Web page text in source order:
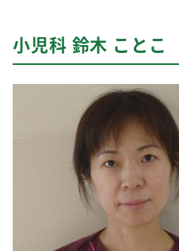
小児科 鈴木 ことこ